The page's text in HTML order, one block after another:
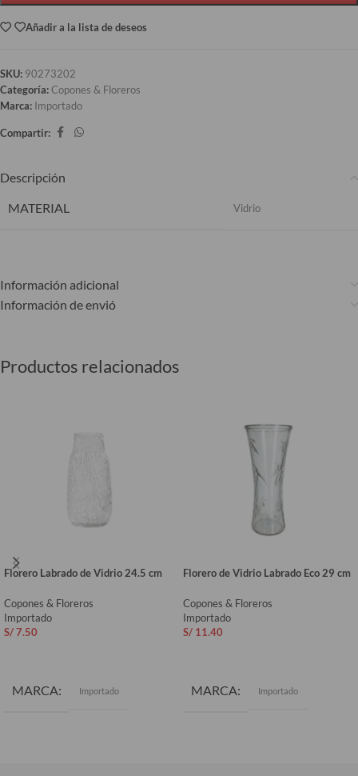
Añadir a la lista de deseos
SKU: 90273202
Categoría:Copones & Floreros
Marca: Importado
Compartir:
Descripción
MATERIAL
Vidrio
Información adicional
Información de envió
Productos relacionados
Florero Labrado de Vidrio 24.5 cm
Copones & Floreros
Importado
S/7.50
MARCA Importado
Florero de Vidrio Labrado Eco 29 cm
Copones & Floreros
Importado
S/ 11.40
MARCA Importado